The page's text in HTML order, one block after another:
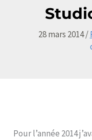
28 mars 2014/
Pour l’année 2014